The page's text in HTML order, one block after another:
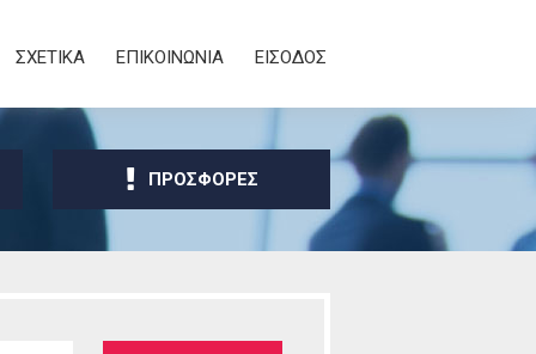
ΣΧΕΤΙΚΑ ΕΠΙΚΟΙΝΩΝΙΑ ΕΙΣΟΔΟΣ
ΠΡΟΣΦΟΡΕΣ